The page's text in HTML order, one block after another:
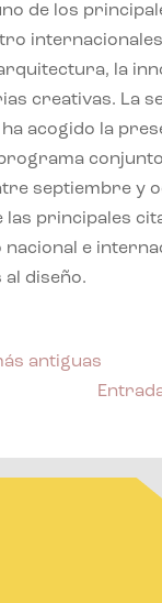
de los
la
creativas. La
acogido la
septiembre y
las principales
nacional e
al diseño.
antiguas